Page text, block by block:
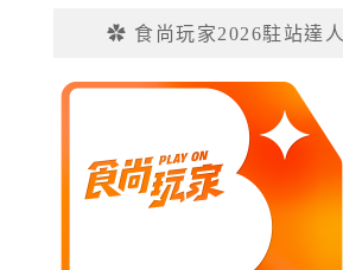
✿ 食尚玩家2026駐站達人